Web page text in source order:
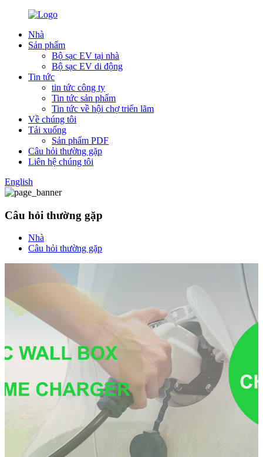
Nhà
Sản phẩm
Bộ sạc EV tại nhà
Bộ sạc EV di động
Tin tức
tin tức công ty
Tin tức sản phẩm
Tin tức về hội chợ triển lãm
Về chúng tôi
Tải xuống
Sản phẩm PDF
Câu hỏi thường gặp
Liên hệ chúng tôi
English
Câu hỏi thường gặp
Nhà
Câu hỏi thường gặp